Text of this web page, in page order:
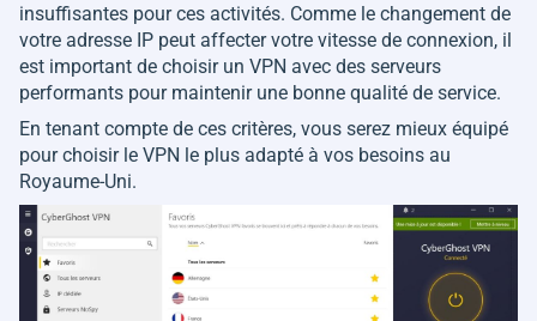
insuffisantes pour ces activités. Comme le changement de
votre adresse IP peut affecter votre vitesse de connexion, il
est important de choisir un VPN avec des serveurs
performants pour maintenir une bonne qualité de service.
En tenant compte de ces critères, vous serez mieux équipé
pour choisir le VPN le plus adapté à vos besoins au
Royaume-Uni.